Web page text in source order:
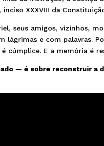
XXXVIII da
seus amigos, vizinhos,
lágrimas e com palavras.
cúmplice. E a memória é
— é sobre reconstruir a